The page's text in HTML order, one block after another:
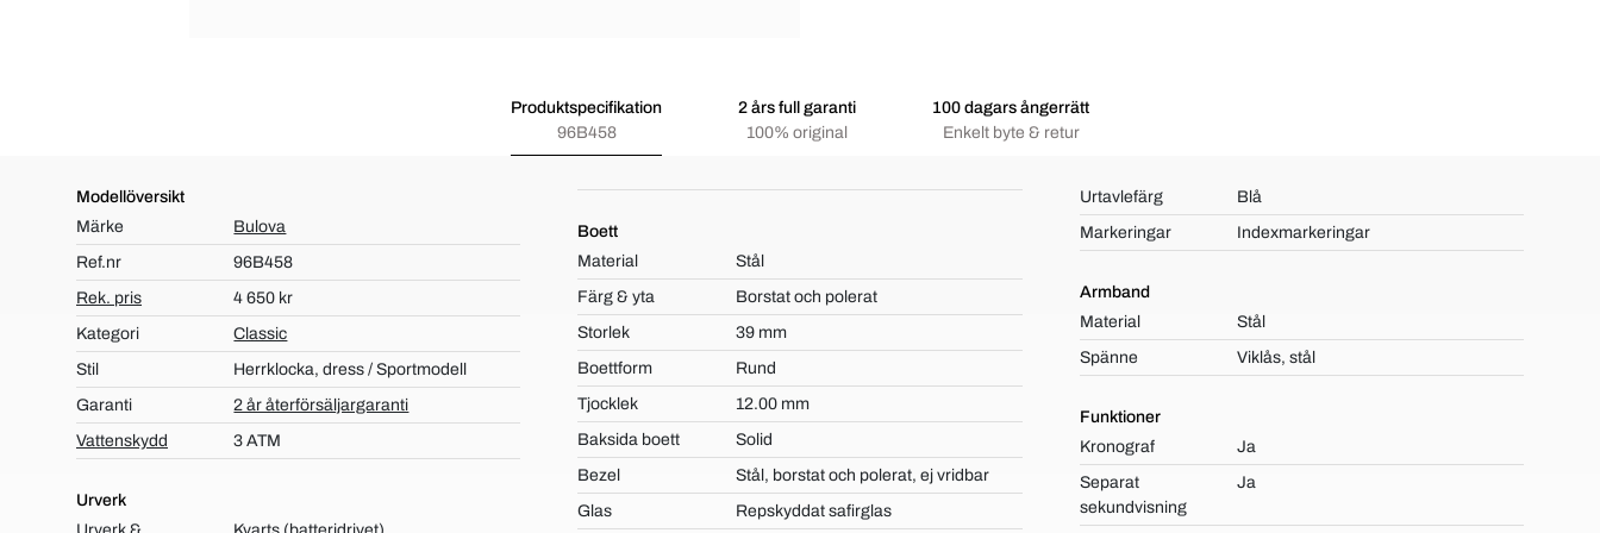
Produktspecifikation
96B458
2 års full garanti
100% original
100 dagars ångerrätt
Enkelt byte & retur
Modellöversikt
Märke
Bulova
Ref.nr
96B458
Rek. pris
4 650 kr
Kategori
Classic
Stil
Herrklocka, dress / Sportmodell
Garanti
2 år återförsäljargaranti
Vattenskydd
3 ATM
Urverk
Boett
Material
Stål
Färg & yta
Borstat och polerat
Storlek
39 mm
Boettform
Rund
Tjocklek
12.00 mm
Baksida boett
Solid
Bezel
Stål, borstat och polerat, ej vridbar
Glas
Repskyddat safirglas
Urtavlefärg
Blå
Markeringar
Indexmarkeringar
Armband
Material
Stål
Spänne
Viklås, stål
Funktioner
Kronograf
Ja
Separat
sekundvisning
Ja